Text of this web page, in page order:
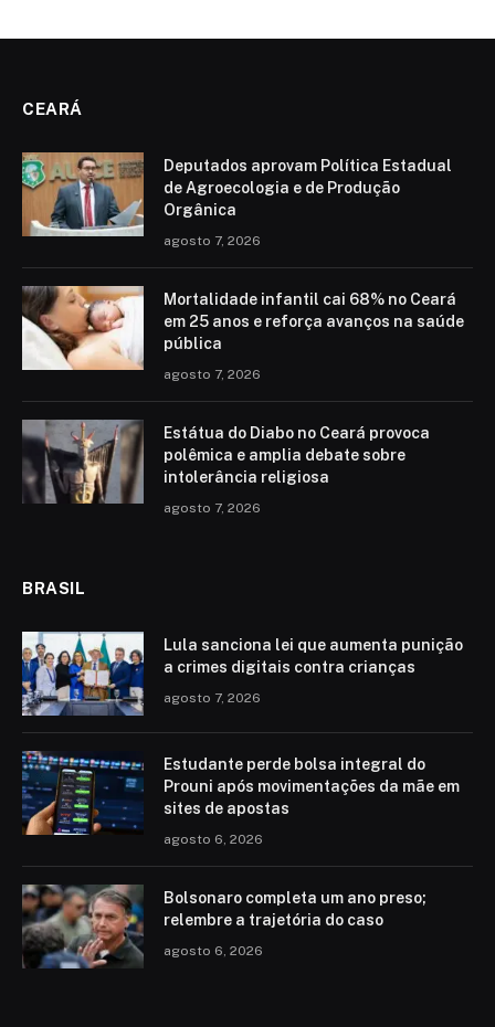
CEARÁ
Deputados aprovam Política Estadual
de Agroecologia e de Produção
Orgânica
agosto 7, 2026
Mortalidade infantil cai 68% no Ceará
em 25 anos e reforça avanços na saúde
pública
agosto 7, 2026
Estátua do Diabo no Ceará provoca
polêmica e amplia debate sobre
intolerância religiosa
agosto 7, 2026
BRASIL
Lula sanciona lei que aumenta punição
a crimes digitais contra crianças
agosto 7, 2026
Estudante perde bolsa integral do
Prouni após movimentações da mãe em
sites de apostas
agosto 6, 2026
Bolsonaro completa um ano preso;
relembre a trajetória do caso
agosto 6, 2026